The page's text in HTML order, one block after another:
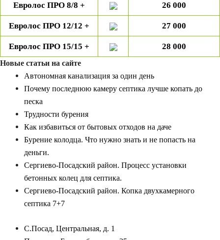
Евролос ПРО 8/8 + 26 000
Евролос ПРО 12/12 + 27 000
Евролос ПРО 15/15 + 28 000
Новые статьи на сайте
Автономная канализация за один день
Почему последнюю камеру септика лучше копать до
песка
Трудности бурения
Как избавиться от бытовых отходов на даче
Бурение колодца. Что нужно знать и не попасть на
деньги.
Сергиево-Посадский район. Процесс установки
бетонных колец для септика.
Сергиево-Посадский район. Копка двухкамерного
септика 7+7
С.Посад, Центральная, д. 1